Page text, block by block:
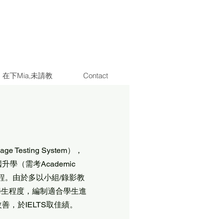
在下Mia,未請教 Contact
Testing System），
學（需考Academic
。由於多以小組/錄影教
程度，編制適合學生進
，於IELTS取佳績。